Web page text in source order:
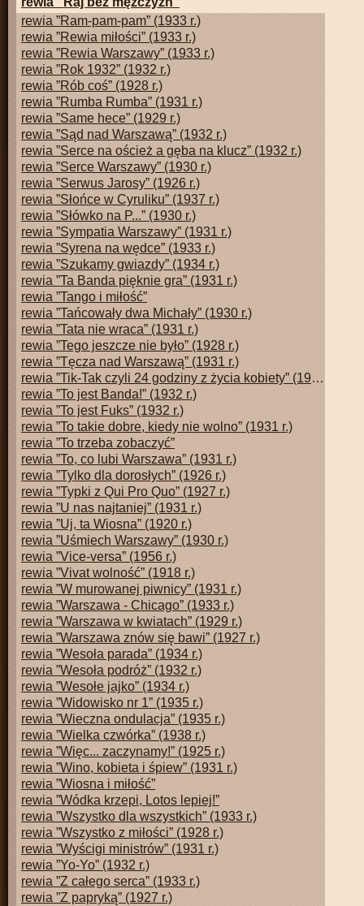
rewia ”Ram-pam-pam” (1933 r.)
rewia ”Rewia miłości” (1933 r.)
rewia ”Rewia Warszawy” (1933 r.)
rewia ”Rok 1932” (1932 r.)
rewia ”Rób coś” (1928 r.)
rewia ”Rumba Rumba” (1931 r.)
rewia ”Same hece” (1929 r.)
rewia ”Sąd nad Warszawą” (1932 r.)
rewia ”Serce na oścież a gęba na klucz” (1932 r.)
rewia ”Serce Warszawy” (1930 r.)
rewia ”Serwus Jarosy” (1926 r.)
rewia ”Słońce w Cyruliku” (1937 r.)
rewia ”Słówko na P...” (1930 r.)
rewia ”Sympatia Warszawy” (1931 r.)
rewia ”Syrena na wędce” (1933 r.)
rewia ”Szukamy gwiazdy” (1934 r.)
rewia ”Ta Banda pięknie gra” (1931 r.)
rewia ”Tango i miłość”
rewia ”Tańcowały dwa Michały” (1930 r.)
rewia ”Tata nie wraca” (1931 r.)
rewia ”Tego jeszcze nie było” (1928 r.)
rewia ”Tęcza nad Warszawą” (1931 r.)
rewia ”Tik-Tak czyli 24 godziny z życia kobiety” (1927 r.)
rewia ”To jest Banda!” (1932 r.)
rewia ”To jest Fuks” (1932 r.)
rewia ”To takie dobre, kiedy nie wolno” (1931 r.)
rewia ”To trzeba zobaczyć”
rewia ”To, co lubi Warszawa” (1931 r.)
rewia ”Tylko dla dorosłych” (1926 r.)
rewia ”Typki z Qui Pro Quo” (1927 r.)
rewia ”U nas najtaniej” (1931 r.)
rewia ”Uj, ta Wiosna” (1920 r.)
rewia ”Uśmiech Warszawy” (1930 r.)
rewia ”Vice-versa” (1956 r.)
rewia ”Vivat wolność” (1918 r.)
rewia ”W murowanej piwnicy” (1931 r.)
rewia ”Warszawa - Chicago” (1933 r.)
rewia ”Warszawa w kwiatach” (1929 r.)
rewia ”Warszawa znów się bawi” (1927 r.)
rewia ”Wesoła parada” (1934 r.)
rewia ”Wesoła podróż” (1932 r.)
rewia ”Wesołe jajko” (1934 r.)
rewia ”Widowisko nr 1” (1935 r.)
rewia ”Wieczna ondulacja” (1935 r.)
rewia ”Wielka czwórka” (1938 r.)
rewia ”Więc... zaczynamy!” (1925 r.)
rewia ”Wino, kobieta i śpiew” (1931 r.)
rewia ”Wiosna i miłość”
rewia ”Wódka krzepi, Lotos lepiej!”
rewia ”Wszystko dla wszystkich” (1933 r.)
rewia ”Wszystko z miłości” (1928 r.)
rewia ”Wyścigi ministrów” (1931 r.)
rewia ”Yo-Yo” (1932 r.)
rewia ”Z całego serca” (1933 r.)
rewia ”Z papryką” (1927 r.)